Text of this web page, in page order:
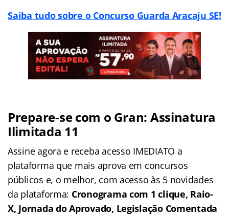
Saiba tudo sobre o Concurso Guarda Aracaju SE!
Prepare-se com o Gran: Assinatura
Ilimitada 11
Assine agora e receba acesso IMEDIATO a
plataforma que mais aprova em concursos
públicos e, o melhor, com acesso às 5 novidades
da plataforma: Cronograma com 1 clique, Raio-
X, Jornada do Aprovado, Legislação Comentada